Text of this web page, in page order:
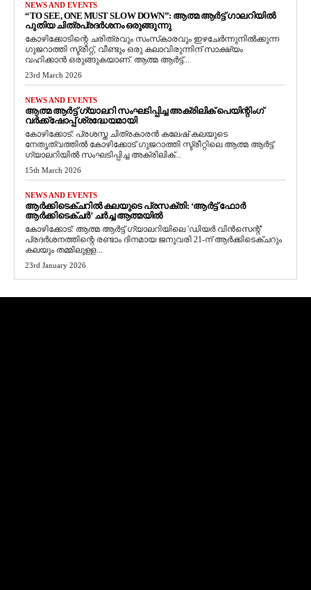
NEWS AND EVENTS
“TO SEE, ONE MUST SLOW DOWN”: ആത്മ ആർട്ട് ഗാലറിയിൽ
പുതിയ ചിത്രപ്രദർശനം ഒരുങ്ങുന്നു
കോഴിക്കോടിന്റെ ചരിത്രവും സംസ്‌കാരവും ഇഴചേർന്നുനിൽക്കുന്ന
ഗുജറാത്തി സ്ട്രീറ്റ്, വീണ്ടും ഒരു കലാവിരുന്നിന് സാക്ഷ്യം
വഹിക്കാൻ ഒരുങ്ങുകയാണ്. ആത്മ ആർട്ട്...
23rd March 2026
NEWS AND EVENTS
ആത്മ ആർട്ട് ഗ്യാലറി സംഘടിപ്പിച്ച അക്രിലിക് പെയിന്റിംഗ്
വർക്ക്‌ഷോപ്പ് ശ്രദ്ധേയമായി
കോഴിക്കോട്: പ്രശസ്ത ചിത്രകാരൻ കലേഷ് കലയുടെ
നേതൃത്വത്തിൽ കോഴിക്കോട് ഗുജറാത്തി സ്ട്രീറ്റിലെ ആത്മ ആർട്ട്
ഗ്യാലറിയിൽ സംഘടിപ്പിച്ച അക്രിലിക്...
15th March 2026
NEWS AND EVENTS
ആർക്കിടെക്ചറിൽ കലയുടെ പ്രസക്തി: ‘ആർട്ട് ഫോർ
ആർക്കിടെക്ചർ’ ചർച്ച ആത്മയിൽ
​കോഴിക്കോട്: ആത്മ ആർട്ട് ഗ്യാലറിയിലെ 'ഡിയർ വിൻസെന്റ്'
പ്രദർശനത്തിന്റെ രണ്ടാം ദിനമായ ജനുവരി 21-ന് ആർക്കിടെക്ചറും
കലയും തമ്മിലുള്ള...
23rd January 2026